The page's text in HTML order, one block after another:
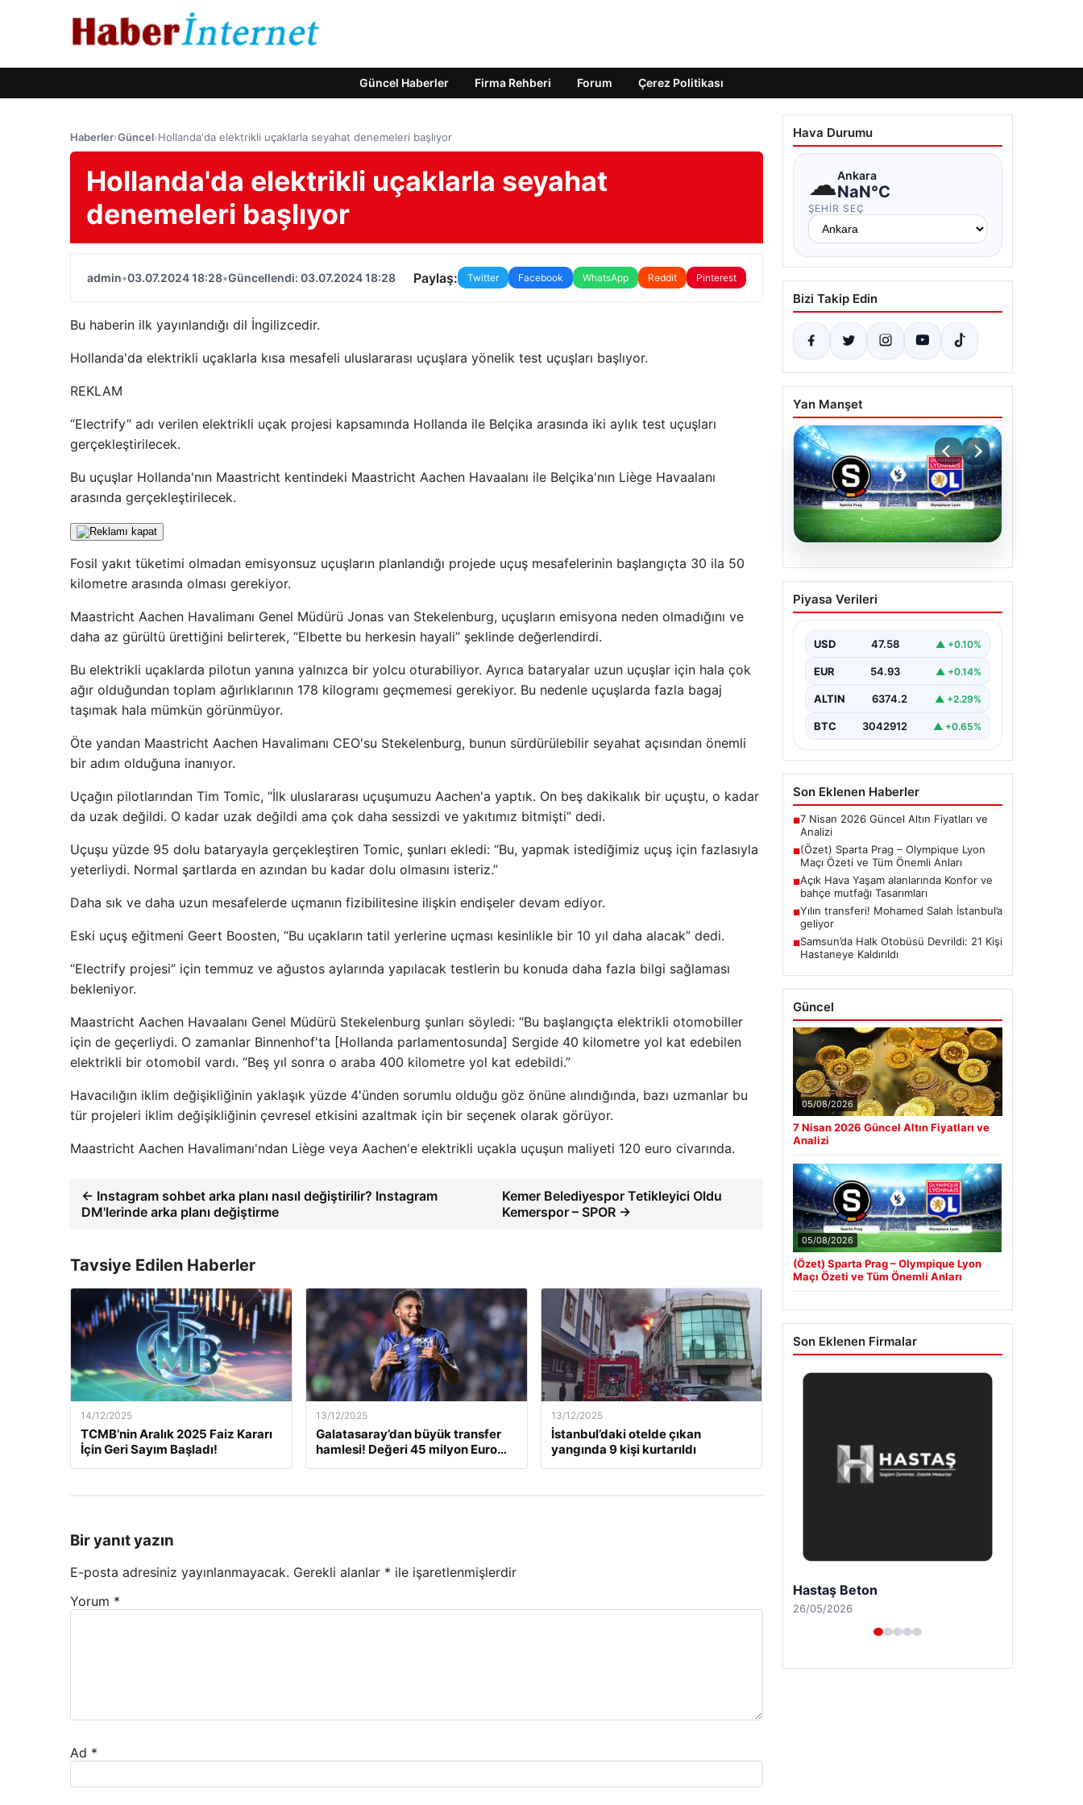
Güncel Haberler Firma Rehberi Forum Çerez Politikası
Haberler›Güncel›Hollanda'da elektrikli uçaklarla seyahat denemeleri başlıyor
Hollanda'da elektrikli uçaklarla seyahat
denemeleri başlıyor
admin•03.07.2024 18:28•Güncellendi: 03.07.2024 18:28 Paylaş: Twitter Facebook WhatsApp Reddit Pinterest
Bu haberin ilk yayınlandığı dil İngilizcedir.
Hollanda'da elektrikli uçaklarla kısa mesafeli uluslararası uçuşlara yönelik test uçuşları başlıyor.
REKLAM
“Electrify” adı verilen elektrikli uçak projesi kapsamında Hollanda ile Belçika arasında iki aylık test uçuşları
gerçekleştirilecek.
Bu uçuşlar Hollanda'nın Maastricht kentindeki Maastricht Aachen Havaalanı ile Belçika'nın Liège Havaalanı
arasında gerçekleştirilecek.
Fosil yakıt tüketimi olmadan emisyonsuz uçuşların planlandığı projede uçuş mesafelerinin başlangıçta 30 ila 50
kilometre arasında olması gerekiyor.
Maastricht Aachen Havalimanı Genel Müdürü Jonas van Stekelenburg, uçuşların emisyona neden olmadığını ve
daha az gürültü ürettiğini belirterek, “Elbette bu herkesin hayali” şeklinde değerlendirdi.
Bu elektrikli uçaklarda pilotun yanına yalnızca bir yolcu oturabiliyor. Ayrıca bataryalar uzun uçuşlar için hala çok
ağır olduğundan toplam ağırlıklarının 178 kilogramı geçmemesi gerekiyor. Bu nedenle uçuşlarda fazla bagaj
taşımak hala mümkün görünmüyor.
Öte yandan Maastricht Aachen Havalimanı CEO'su Stekelenburg, bunun sürdürülebilir seyahat açısından önemli
bir adım olduğuna inanıyor.
Uçağın pilotlarından Tim Tomic, “İlk uluslararası uçuşumuzu Aachen'a yaptık. On beş dakikalık bir uçuştu, o kadar
da uzak değildi. O kadar uzak değildi ama çok daha sessizdi ve yakıtımız bitmişti” dedi.
Uçuşu yüzde 95 dolu bataryayla gerçekleştiren Tomic, şunları ekledi: “Bu, yapmak istediğimiz uçuş için fazlasıyla
yeterliydi. Normal şartlarda en azından bu kadar dolu olmasını isteriz.”
Daha sık ve daha uzun mesafelerde uçmanın fizibilitesine ilişkin endişeler devam ediyor.
Eski uçuş eğitmeni Geert Boosten, “Bu uçakların tatil yerlerine uçması kesinlikle bir 10 yıl daha alacak” dedi.
“Electrify projesi” için temmuz ve ağustos aylarında yapılacak testlerin bu konuda daha fazla bilgi sağlaması
bekleniyor.
Maastricht Aachen Havaalanı Genel Müdürü Stekelenburg şunları söyledi: “Bu başlangıçta elektrikli otomobiller
için de geçerliydi. O zamanlar Binnenhof'ta [Hollanda parlamentosunda] Sergide 40 kilometre yol kat edebilen
elektrikli bir otomobil vardı. “Beş yıl sonra o araba 400 kilometre yol kat edebildi.”
Havacılığın iklim değişikliğinin yaklaşık yüzde 4'ünden sorumlu olduğu göz önüne alındığında, bazı uzmanlar bu
tür projeleri iklim değişikliğinin çevresel etkisini azaltmak için bir seçenek olarak görüyor.
Maastricht Aachen Havalimanı'ndan Liège veya Aachen'e elektrikli uçakla uçuşun maliyeti 120 euro civarında.
← Instagram sohbet arka planı nasıl değiştirilir? Instagram
DM'lerinde arka planı değiştirme
Kemer Belediyespor Tetikleyici Oldu
Kemerspor – SPOR →
Tavsiye Edilen Haberler
14/12/2025
TCMB’nin Aralık 2025 Faiz Kararı
İçin Geri Sayım Başladı!
13/12/2025
Galatasaray’dan büyük transfer
hamlesi! Değeri 45 milyon Euro…
13/12/2025
İstanbul’daki otelde çıkan
yangında 9 kişi kurtarıldı
Bir yanıt yazın
E-posta adresiniz yayınlanmayacak. Gerekli alanlar * ile işaretlenmişlerdir
Yorum *
Ad *
Hava Durumu
☁Ankara
NaN°C
ŞEHIR SEÇ
Bizi Takip Edin
Yan Manşet
05.08.2026
(Özet) Sparta Prag –
Olympique Lyon Maçı
Anları
Piyasa Verileri
USD 47.58 ▲ +0.10%
EUR 54.93 ▲ +0.14%
ALTIN 6374.2 ▲ +2.29%
BTC 3042912 ▲ +0.65%
Son Eklenen Haberler
■7 Nisan 2026 Güncel Altın Fiyatları ve
Analizi
■(Özet) Sparta Prag – Olympique Lyon
Maçı Özeti ve Tüm Önemli Anları
■Açık Hava Yaşam alanlarında Konfor ve
bahçe mutfağı Tasarımları
■Yılın transferi! Mohamed Salah İstanbul’a
geliyor
■Samsun’da Halk Otobüsü Devrildi: 21 Kişi
Hastaneye Kaldırıldı
Güncel
05/08/2026
7 Nisan 2026 Güncel Altın Fiyatları ve
Analizi
05/08/2026
(Özet) Sparta Prag – Olympique Lyon
Maçı Özeti ve Tüm Önemli Anları
Son Eklenen Firmalar
Enes Kaplan Avukatlık Bürosu
28/04/2026